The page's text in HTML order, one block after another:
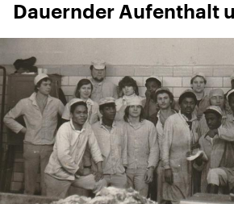
Dauernder Aufenthalt